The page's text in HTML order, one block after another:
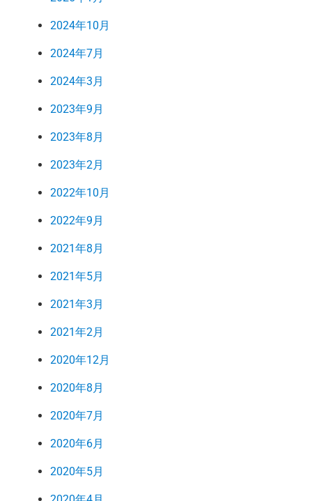
2024年10月
2024年7月
2024年3月
2023年9月
2023年8月
2023年2月
2022年10月
2022年9月
2021年8月
2021年5月
2021年3月
2021年2月
2020年12月
2020年8月
2020年7月
2020年6月
2020年5月